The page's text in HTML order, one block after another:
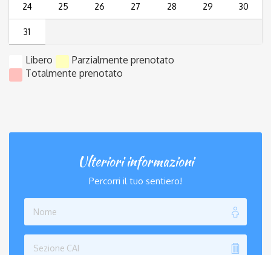
24 25 26 27 28 29 30
31
Libero
Parzialmente prenotato
Totalmente prenotato
Ulteriori informazioni
Percorri il tuo sentiero!